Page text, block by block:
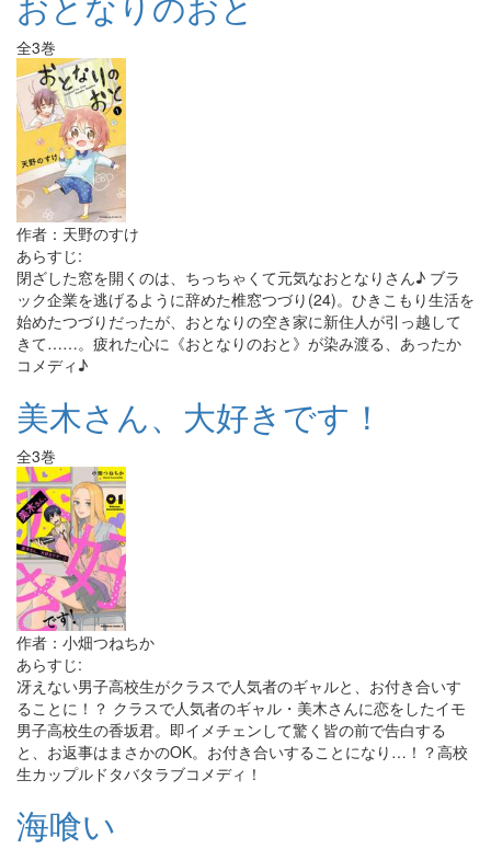
全3巻
作者：天野のすけ
あらすじ:
閉ざした窓を開くのは、ちっちゃくて元気なおとなりさん♪ ブラ
ック企業を逃げるように辞めた椎窓つづり(24)。ひきこもり生活を
始めたつづりだったが、おとなりの空き家に新住人が引っ越して
きて……。疲れた心に《おとなりのおと》が染み渡る、あったか
コメディ♪
美木さん、大好きです！
全3巻
作者：小畑つねちか
あらすじ:
冴えない男子高校生がクラスで人気者のギャルと、お付き合いす
ることに！？ クラスで人気者のギャル・美木さんに恋をしたイモ
男子高校生の香坂君。即イメチェンして驚く皆の前で告白する
と、お返事はまさかのOK。お付き合いすることになり…！？高校
生カップルドタバタラブコメディ！
海喰い